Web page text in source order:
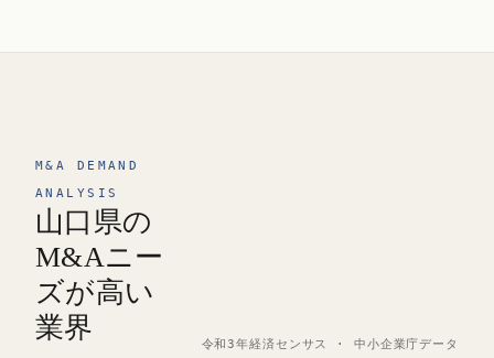
M&A DEMAND
ANALYSIS
山口県の
M&Aニー
ズが高い
業界
令和3年経済センサス · 中小企業庁データ